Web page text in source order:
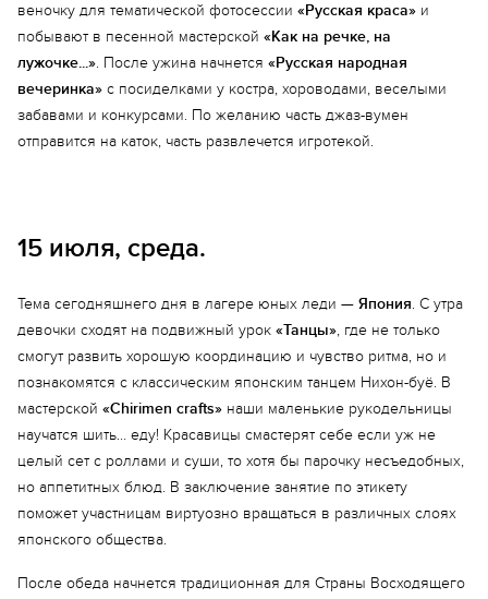
Еще 2 фото
веночку для тематической фотосессии «Русская краса» и
побывают в песенной мастерской «Как на речке, на
лужочке...». После ужина начнется «Русская народная
вечеринка» с посиделками у костра, хороводами, веселыми
забавами и конкурсами. По желанию часть джаз-вумен
отправится на каток, часть развлечется игротекой.
15 июля, среда.
Тема сегодняшнего дня в лагере юных леди — Япония. С утра
девочки сходят на подвижный урок «Танцы», где не только
смогут развить хорошую координацию и чувство ритма, но и
познакомятся с классическим японским танцем Нихон-буё. В
мастерской «Chirimen crafts» наши маленькие рукодельницы
научатся шить… еду! Красавицы смастерят себе если уж не
целый сет с роллами и суши, то хотя бы парочку несъедобных,
но аппетитных блюд. В заключение занятие по этикету
поможет участницам виртуозно вращаться в различных слоях
японского общества.
После обеда начнется традиционная для Страны Восходящего